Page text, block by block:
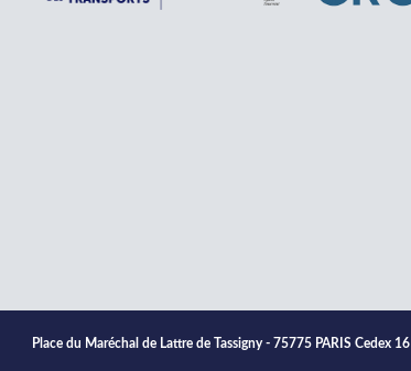
Place du Maréchal de Lattre de Tassigny - 75775 PARIS Cedex 16